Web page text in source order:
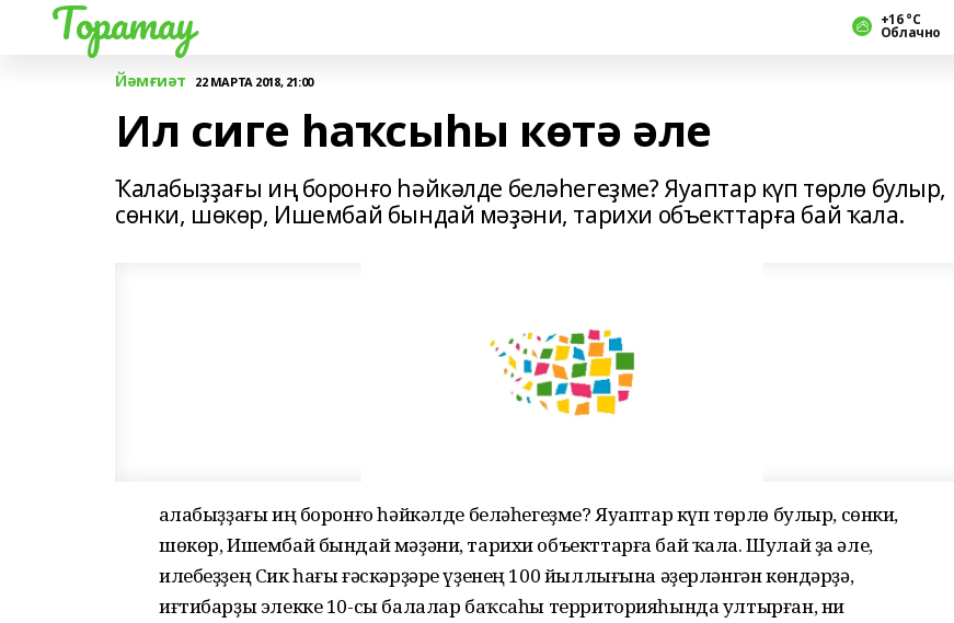
Торатау +16 °С
Облачно
Йәмғиәт 22 МАРТА 2018, 21:00
Ил сиге һаҡсыһы көтә әле
Ҡалабыҙҙағы иң боронғо һәйкәлде беләһегеҙме? Яуаптар күп төрлө булыр,
сөнки, шөкөр, Ишембай бындай мәҙәни, тарихи объекттарға бай ҡала.
Ҡалабыҙҙағы иң боронғо һәйкәлде беләһегеҙме? Яуаптар күп төрлө булыр, сөнки,
шөкөр, Ишембай бындай мәҙәни, тарихи объекттарға бай ҡала. Шулай ҙа әле,
илебеҙҙең Сик һағы ғәскәрҙәре үҙенең 100 йыллығына әҙерләнгән көндәрҙә,
иғтибарҙы элекке 10-сы балалар баҡсаһы территорияһында ултырған, ни